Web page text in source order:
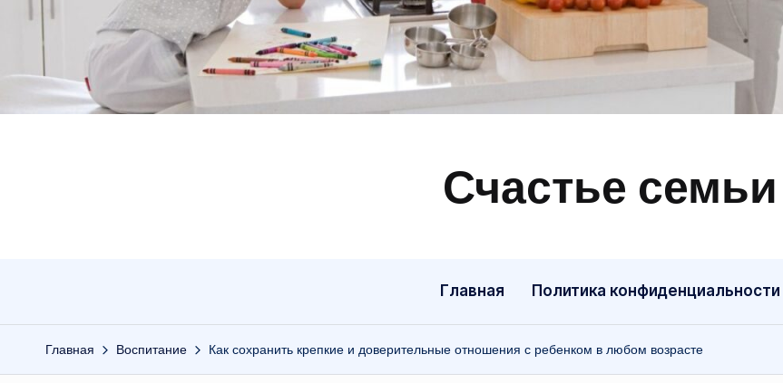
Счастье семьи
Быт,
Главная Политика конфиденциальности
Главная Воспитание Как сохранить крепкие и доверительные отношения с ребенком в любом возрасте